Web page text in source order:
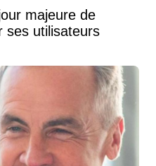
majeure de
ses utilisateurs